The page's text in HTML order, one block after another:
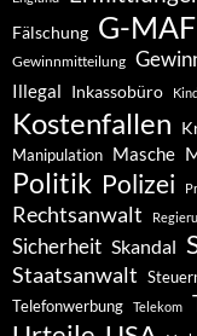
Fälschung G-
Gewinnmitteilung
Illegal Inkassobüro
Kostenfallen
Manipulation Masche
Politik Polizei
Rechtsanwalt
Sicherheit Skandal
Staatsanwalt
Telefonwerbung Telekom